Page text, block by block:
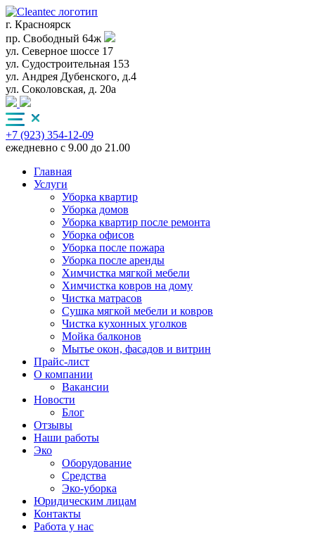
г. Красноярск
пр. Свободный 64ж
ул. Северное шоссе 17
ул. Судостроительная 153
ул. Андрея Дубенского, д.4
ул. Соколовская, д. 20а
+7 (923) 354-12-09
ежедневно с 9.00 до 21.00
Главная
Услуги
Уборка квартир
Уборка домов
Уборка квартир после ремонта
Уборка офисов
Уборка после пожара
Уборка после аренды
Химчистка мягкой мебели
Химчистка ковров на дому
Чистка матрасов
Сушка мягкой мебели и ковров
Чистка кухонных уголков
Мойка балконов
Мытье окон, фасадов и витрин
Прайс-лист
О компании
Вакансии
Новости
Блог
Отзывы
Наши работы
Эко
Оборудование
Средства
Эко-уборка
Юридическим лицам
Контакты
Работа у нас